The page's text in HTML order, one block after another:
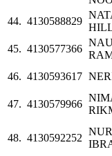
44. 4130588829
45. 4130577366
46. 4130593617
47. 4130579966
48. 4130592252